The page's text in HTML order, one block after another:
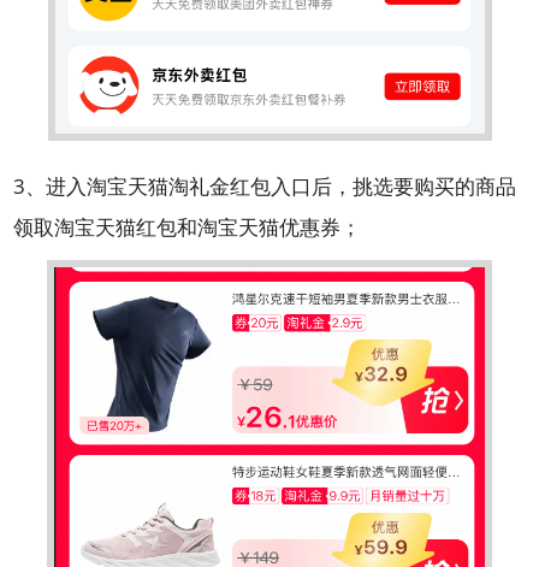
3、进入淘宝天猫淘礼金红包入口后，挑选要购买的商品
领取淘宝天猫红包和淘宝天猫优惠券；